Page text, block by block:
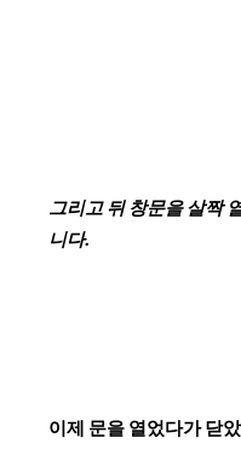
그리고 뒤 창문을 살짝
니다.
이제 문을 열었다가 닫